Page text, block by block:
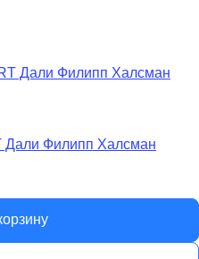
Дали Филипп Халсман